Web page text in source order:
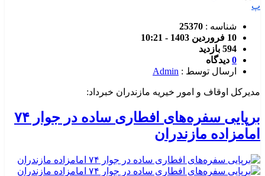
پ
شناسه : 25370
10 فروردین 1403 - 10:21
594 بازدید
0 دیدگاه
ارسال توسط : Admin
مدیرکل اوقاف و امور خیریه مازندران خبرداد:
برپایی سفره‌های افطاری ساده در جوار ۷۴
امامزاده مازندران